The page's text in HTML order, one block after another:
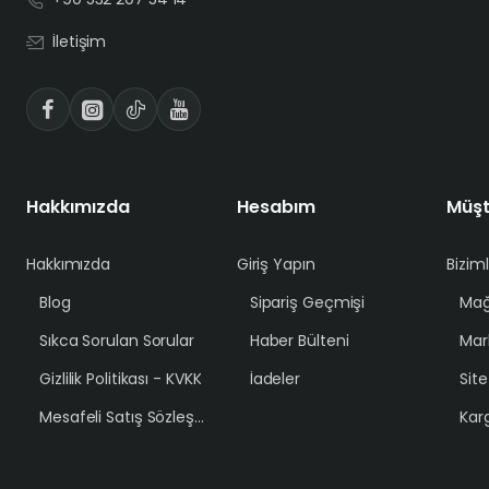
İletişim
Hakkımızda
Hakkımızda
Blog
Sıkca Sorulan Sorular
Gizlilik Politikası - KVKK
Mesafeli Satış Sözleşmesi
Hesabım
Giriş Yapın
Sipariş Geçmişi
Haber Bülteni
İadeler